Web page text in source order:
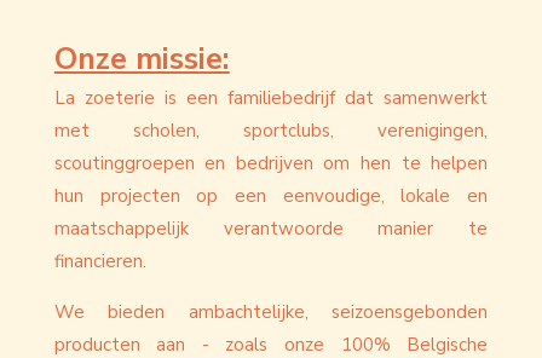
Onze missie:
La zoeterie is een familiebedrijf dat samenwerkt
met scholen, sportclubs, verenigingen,
scoutinggroepen en bedrijven om hen te helpen
hun projecten op een eenvoudige, lokale en
maatschappelijk verantwoorde manier te
financieren.
We bieden ambachtelijke, seizoensgebonden
producten aan - zoals onze 100% Belgische